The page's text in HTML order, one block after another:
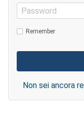
Password
Remember
Non sei ancora